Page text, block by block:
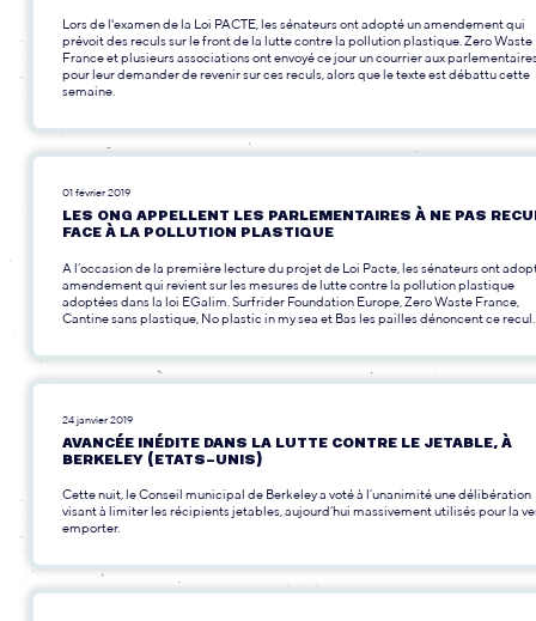
Lors de l'examen de la Loi PACTE, les sénateurs ont adopté un amendement qui
prévoit des reculs sur le front de la lutte contre la pollution plastique. Zero Waste
France et plusieurs associations ont envoyé ce jour un courrier aux
pour leur demander de revenir sur ces reculs, alors que le texte est débattu cette
semaine.
01 février 2019
LES ONG APPELLENT LES PARLEMENTAIRES À NE PAS
FACE À LA POLLUTION PLASTIQUE
A l’occasion de la première lecture du projet de Loi Pacte, les sénateurs ont
amendement qui revient sur les mesures de lutte contre la pollution plastique
adoptées dans la loi EGalim. Surfrider Foundation Europe, Zero Waste France,
Cantine sans plastique, No plastic in my sea et Bas les pailles dénoncent ce recul.
24 janvier 2019
AVANCÉE INÉDITE DANS LA LUTTE CONTRE LE JETABLE, À
BERKELEY (ETATS-UNIS)
Cette nuit, le Conseil municipal de Berkeley a voté à l’unanimité une délibération
visant à limiter les récipients jetables, aujourd’hui massivement utilisés pour la
emporter.